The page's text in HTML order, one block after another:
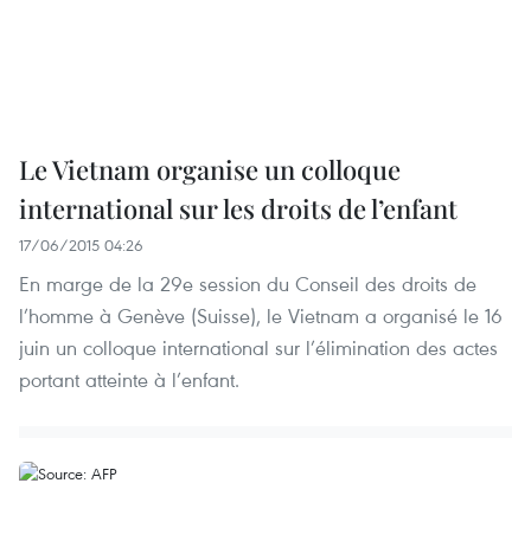
Le Vietnam organise un colloque
international sur les droits de l’enfant
17/06/2015 04:26
En marge de la 29e session du Conseil des droits de
l’homme à Genève (Suisse), le Vietnam a organisé le 16
juin un colloque international sur l’élimination des actes
portant atteinte à l’enfant.